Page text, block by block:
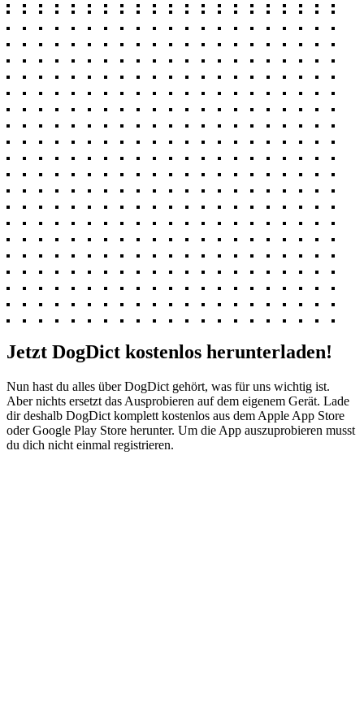
Jetzt DogDict kostenlos herunterladen!
Nun hast du alles über DogDict gehört, was für uns wichtig ist.
Aber nichts ersetzt das Ausprobieren auf dem eigenem Gerät. Lade
dir deshalb DogDict komplett kostenlos aus dem Apple App Store
oder Google Play Store herunter. Um die App auszuprobieren musst
du dich nicht einmal registrieren.